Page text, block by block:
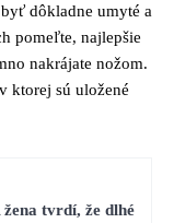
dôkladne umyté a
pomeľte, najlepšie
nakrájate nožom.
ktorej sú uložené
tvrdí, že dlhé